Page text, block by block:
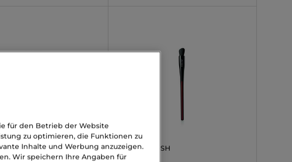
LOOSE MATTE
SHISEIDO
PENCIL/BRUSH
Pinsel
für den Betrieb der Website
zu optimieren, die Funktionen zu
Inhalte und Werbung anzuzeigen.
Wir speichern Ihre Angaben für